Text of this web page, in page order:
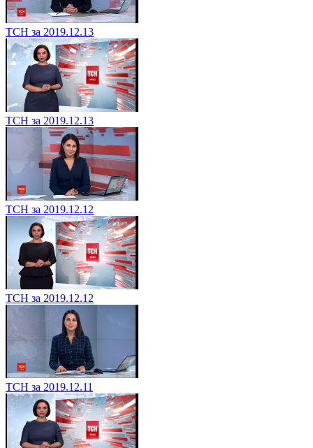
ТСН за 2019.12.13
ТСН за 2019.12.13
ТСН за 2019.12.12
ТСН за 2019.12.12
ТСН за 2019.12.11